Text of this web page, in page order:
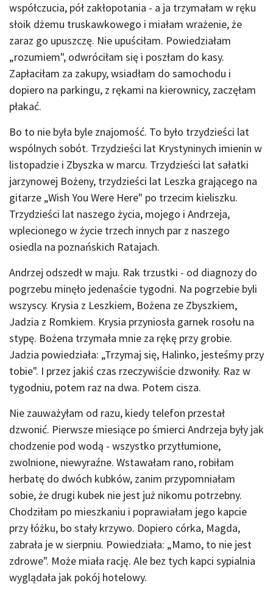
współczucia, pół zakłopotania - a ja trzymałam w ręku
słoik dżemu truskawkowego i miałam wrażenie, że
zaraz go upuszczę. Nie upuściłam. Powiedziałam
„rozumiem", odwróciłam się i poszłam do kasy.
Zapłaciłam za zakupy, wsiadłam do samochodu i
dopiero na parkingu, z rękami na kierownicy, zaczęłam
płakać.
Bo to nie była byle znajomość. To było trzydzieści lat
wspólnych sobót. Trzydzieści lat Krystyninych imienin w
listopadzie i Zbyszka w marcu. Trzydzieści lat sałatki
jarzynowej Bożeny, trzydzieści lat Leszka grającego na
gitarze „Wish You Were Here" po trzecim kieliszku.
Trzydzieści lat naszego życia, mojego i Andrzeja,
wplecionego w życie trzech innych par z naszego
osiedla na poznańskich Ratajach.
Andrzej odszedł w maju. Rak trzustki - od diagnozy do
pogrzebu minęło jedenaście tygodni. Na pogrzebie byli
wszyscy. Krysia z Leszkiem, Bożena ze Zbyszkiem,
Jadzia z Romkiem. Krysia przyniosła garnek rosołu na
stypę. Bożena trzymała mnie za rękę przy grobie.
Jadzia powiedziała: „Trzymaj się, Halinko, jesteśmy przy
tobie". I przez jakiś czas rzeczywiście dzwoniły. Raz w
tygodniu, potem raz na dwa. Potem cisza.
Nie zauważyłam od razu, kiedy telefon przestał
dzwonić. Pierwsze miesiące po śmierci Andrzeja były jak
chodzenie pod wodą - wszystko przytłumione,
zwolnione, niewyraźne. Wstawałam rano, robiłam
herbatę do dwóch kubków, zanim przypomniałam
sobie, że drugi kubek nie jest już nikomu potrzebny.
Chodziłam po mieszkaniu i poprawiałam jego kapcie
przy łóżku, bo stały krzywo. Dopiero córka, Magda,
zabrała je w sierpniu. Powiedziała: „Mamo, to nie jest
zdrowe". Może miała rację. Ale bez tych kapci sypialnia
wyglądała jak pokój hotelowy.